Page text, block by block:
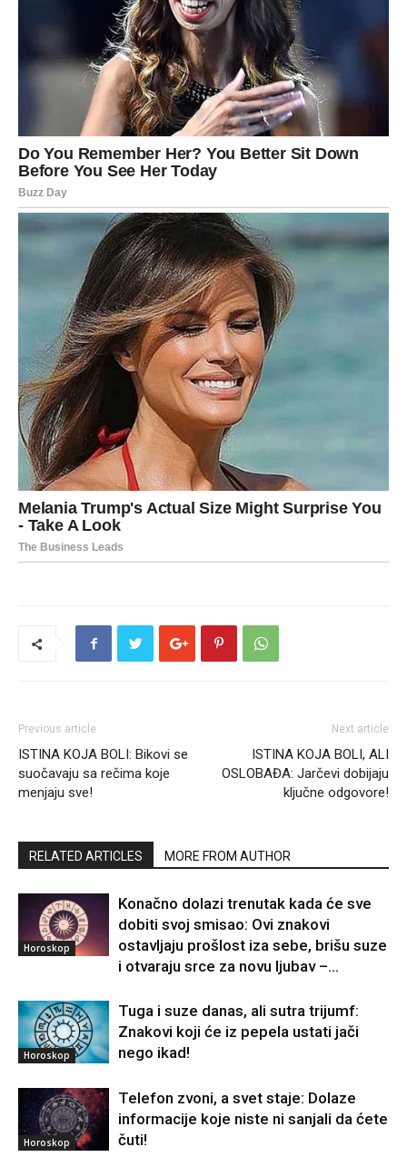
Previous article
ISTINA KOJA BOLI: Bikovi se
suočavaju sa rečima koje
menjaju sve!
Next article
ISTINA KOJA BOLI, ALI
OSLOBAĐA: Jarčevi dobijaju
ključne odgovore!
RELATED ARTICLES MORE FROM AUTHOR
Horoskop
Konačno dolazi trenutak kada će sve
dobiti svoj smisao: Ovi znakovi
ostavljaju prošlost iza sebe, brišu suze
i otvaraju srce za novu ljubav –...
Horoskop
Tuga i suze danas, ali sutra trijumf:
Znakovi koji će iz pepela ustati jači
nego ikad!
Horoskop
Telefon zvoni, a svet staje: Dolaze
informacije koje niste ni sanjali da ćete
čuti!